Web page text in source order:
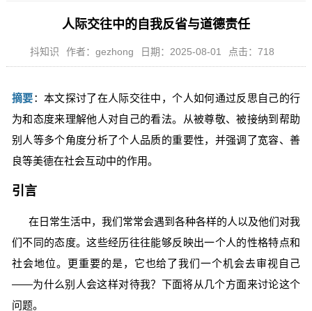
人际交往中的自我反省与道德责任
抖知识 作者：gezhong 日期：2025-08-01 点击：718
摘要：本文探讨了在人际交往中，个人如何通过反思自己的行
为和态度来理解他人对自己的看法。从被尊敬、被接纳到帮助
别人等多个角度分析了个人品质的重要性，并强调了宽容、善
良等美德在社会互动中的作用。
引言
在日常生活中，我们常常会遇到各种各样的人以及他们对我
们不同的态度。这些经历往往能够反映出一个人的性格特点和
社会地位。更重要的是，它也给了我们一个机会去审视自己
——为什么别人会这样对待我？下面将从几个方面来讨论这个
问题。